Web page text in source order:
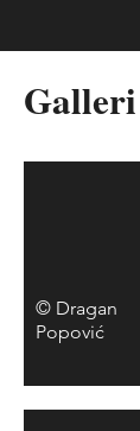
Galleri
© Dragan
Popović